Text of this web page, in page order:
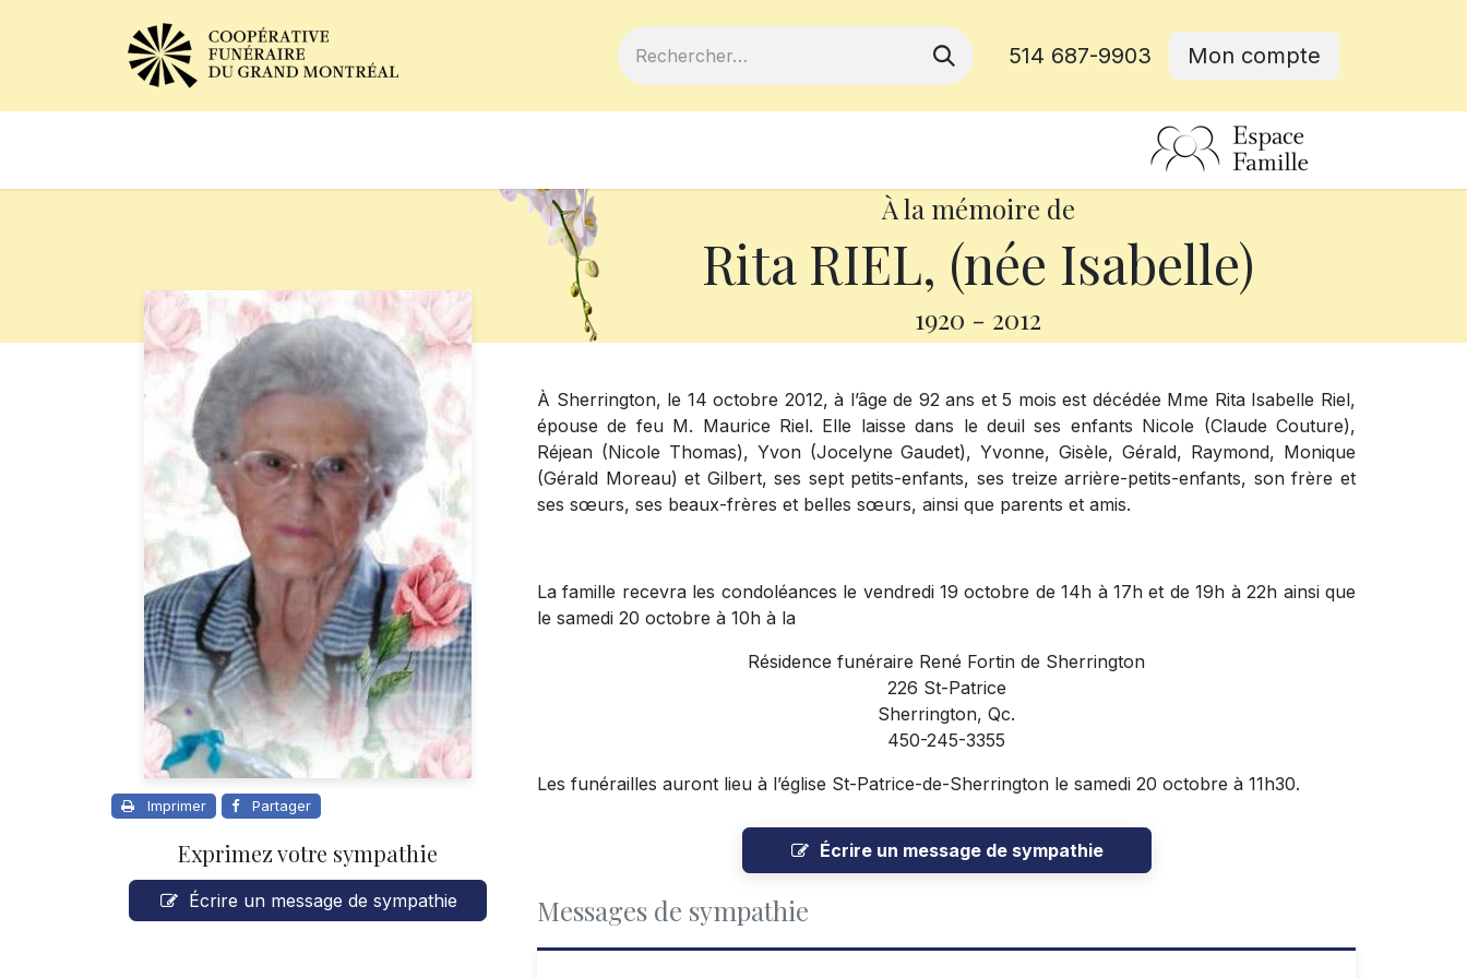
514 687-9903 Mon compte
À la mémoire de
Rita RIEL, (née Isabelle)
1920 - 2012
Imprimer Partager
Exprimez votre sympathie
Écrire un message de sympathie
À Sherrington, le 14 octobre 2012, à l’âge de 92 ans et 5 mois est décédée Mme Rita Isabelle Riel,
épouse de feu M. Maurice Riel. Elle laisse dans le deuil ses enfants Nicole (Claude Couture),
Réjean (Nicole Thomas), Yvon (Jocelyne Gaudet), Yvonne, Gisèle, Gérald, Raymond, Monique
(Gérald Moreau) et Gilbert, ses sept petits-enfants, ses treize arrière-petits-enfants, son frère et
ses sœurs, ses beaux-frères et belles sœurs, ainsi que parents et amis.
La famille recevra les condoléances le vendredi 19 octobre de 14h à 17h et de 19h à 22h ainsi que
le samedi 20 octobre à 10h à la
Résidence funéraire René Fortin de Sherrington
226 St-Patrice
Sherrington, Qc.
450-245-3355
Les funérailles auront lieu à l’église St-Patrice-de-Sherrington le samedi 20 octobre à 11h30.
Écrire un message de sympathie
Messages de sympathie